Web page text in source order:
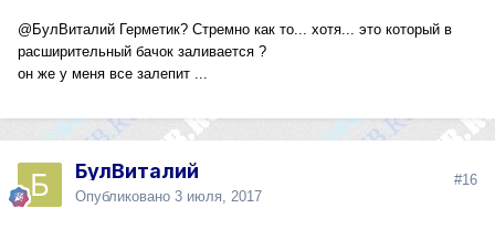
@БулВиталий Герметик? Стремно как то... хотя... это который в
расширительный бачок заливается ?
он же у меня все залепит ...
БулВиталий
Опубликовано 3 июля, 2017
#16